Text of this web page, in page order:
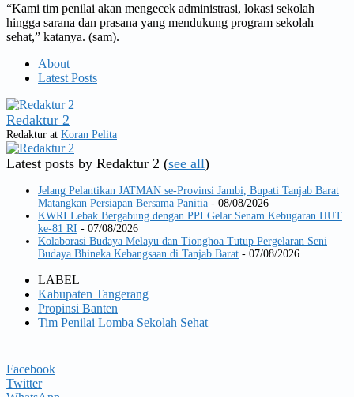
“Kami tim penilai akan mengecek administrasi, lokasi sekolah
hingga sarana dan prasana yang mendukung program sekolah
sehat,” katanya. (sam).
About
Latest Posts
Redaktur 2
Redaktur at Koran Pelita
Latest posts by Redaktur 2 (see all)
Jelang Pelantikan JATMAN se-Provinsi Jambi, Bupati Tanjab Barat
Matangkan Persiapan Bersama Panitia - 08/08/2026
KWRI Lebak Bergabung dengan PPI Gelar Senam Kebugaran HUT
ke-81 RI - 07/08/2026
Kolaborasi Budaya Melayu dan Tionghoa Tutup Pergelaran Seni
Budaya Bhineka Kebangsaan di Tanjab Barat - 07/08/2026
LABEL
Kabupaten Tangerang
Propinsi Banten
Tim Penilai Lomba Sekolah Sehat
Facebook
Twitter